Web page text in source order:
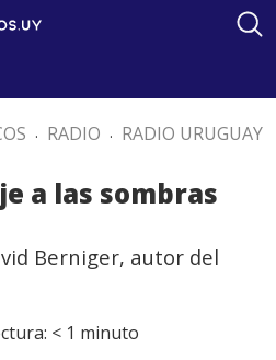
. RADIO . RADIO URUGUAY
a las sombras
Berniger, autor del
< 1 minuto